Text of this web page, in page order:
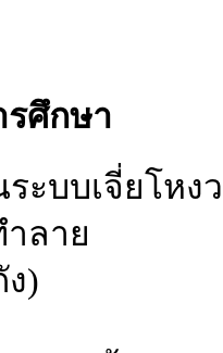
ศึกษา
ะบบเจี่ยโหง
ลาย
)